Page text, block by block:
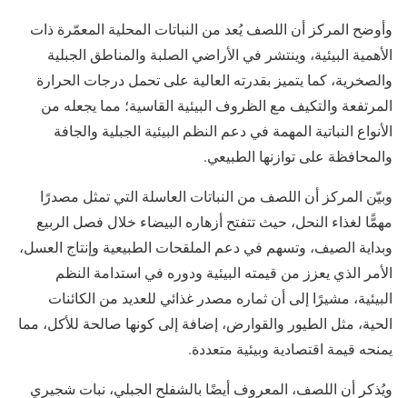
وأوضح المركز أن اللصف يُعد من النباتات المحلية المعمّرة ذات
الأهمية البيئية، وينتشر في الأراضي الصلبة والمناطق الجبلية
والصخرية، كما يتميز بقدرته العالية على تحمل درجات الحرارة
المرتفعة والتكيف مع الظروف البيئية القاسية؛ مما يجعله من
الأنواع النباتية المهمة في دعم النظم البيئية الجبلية والجافة
والمحافظة على توازنها الطبيعي.
وبيّن المركز أن اللصف من النباتات العاسلة التي تمثل مصدرًا
مهمًّا لغذاء النحل، حيث تتفتح أزهاره البيضاء خلال فصل الربيع
وبداية الصيف، وتسهم في دعم الملقحات الطبيعية وإنتاج العسل،
الأمر الذي يعزز من قيمته البيئية ودوره في استدامة النظم
البيئية، مشيرًا إلى أن ثماره مصدر غذائي للعديد من الكائنات
الحية، مثل الطيور والقوارض، إضافة إلى كونها صالحة للأكل، مما
يمنحه قيمة اقتصادية وبيئية متعددة.
ويُذكر أن اللصف، المعروف أيضًا بالشفلح الجبلي، نبات شجيري